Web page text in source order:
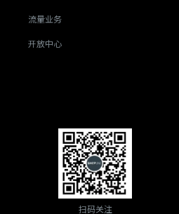
流量业务
开放中心
扫码关注